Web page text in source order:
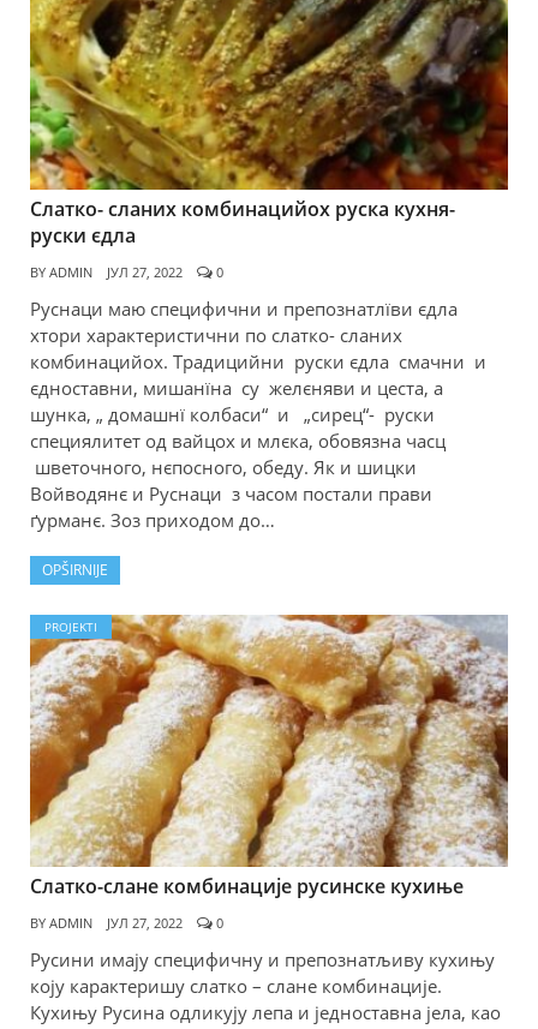
Слатко- сланих комбинацийох руска кухня-
руски єдла
BY ADMIN ЈУЛ 27, 2022 0
Руснаци маю специфични и препознатлїви єдла
хтори характеристични по слатко- сланих
комбинацийох. Традицийни руски єдла смачни и
єдноставни, мишанїна су желєняви и цеста, а
шунка, „ домашнї колбаси“ и „сирец“- руски
специялитет од вайцох и млєка, обовязна часц
шветочного, нєпосного, обеду. Як и шицки
Войводянє и Руснаци з часом постали прави
ґурманє. Зоз приходом до…
OPŠIRNIJE
PROJEKTI
Слатко-слане комбинације русинске кухиње
BY ADMIN ЈУЛ 27, 2022 0
Русини имају специфичну и препознатљиву кухињу
коју карактеришу слатко – слане комбинације.
Кухињу Русина одликују лепа и једноставна јела, као